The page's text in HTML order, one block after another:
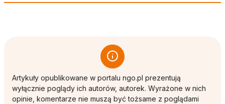
Artykuły opublikowane w portalu ngo.pl prezentują
wyłącznie poglądy ich autorów, autorek. Wyrażone w nich
opinie, komentarze nie muszą być tożsame z poglądami